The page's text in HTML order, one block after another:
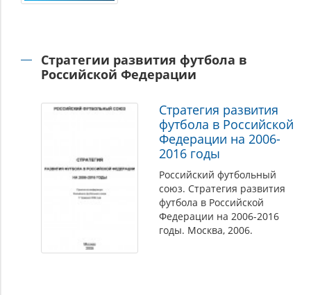
Стратегии развития футбола в
Российской Федерации
Стратегия развития
футбола в Российской
Федерации на 2006-
2016 годы
Российский футбольный
союз. Стратегия развития
футбола в Российской
Федерации на 2006-2016
годы. Москва, 2006.